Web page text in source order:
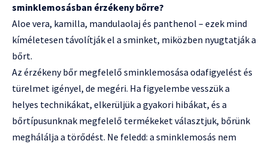
sminklemosásban érzékeny bőrre?
Aloe vera, kamilla, mandulaolaj és panthenol – ezek mind
kíméletesen távolítják el a sminket, miközben nyugtatják a
bőrt.
Az érzékeny bőr megfelelő sminklemosása odafigyelést és
türelmet igényel, de megéri. Ha figyelembe vesszük a
helyes technikákat, elkerüljük a gyakori hibákat, és a
bőrtípusunknak megfelelő termékeket választjuk, bőrünk
meghálálja a törődést. Ne feledd: a sminklemosás nem